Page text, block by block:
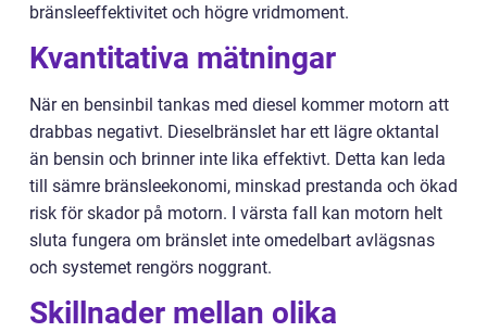
bränsleeffektivitet och högre vridmoment.
Kvantitativa mätningar
När en bensinbil tankas med diesel kommer motorn att
drabbas negativt. Dieselbränslet har ett lägre oktantal
än bensin och brinner inte lika effektivt. Detta kan leda
till sämre bränsleekonomi, minskad prestanda och ökad
risk för skador på motorn. I värsta fall kan motorn helt
sluta fungera om bränslet inte omedelbart avlägsnas
och systemet rengörs noggrant.
Skillnader mellan olika